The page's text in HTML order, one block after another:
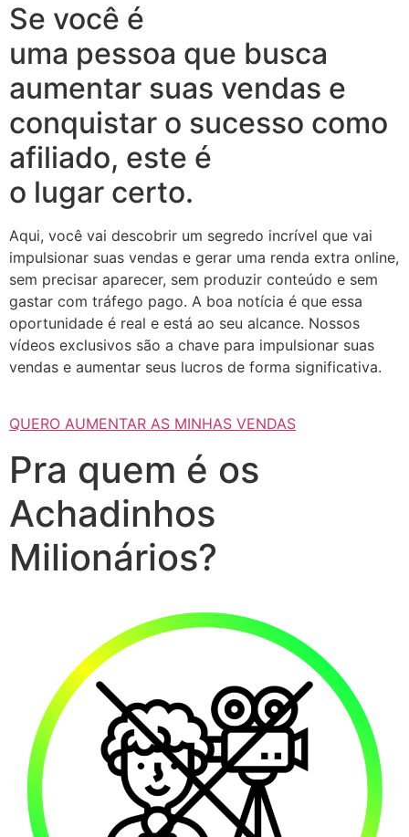
Se você é
uma pessoa que busca
aumentar suas vendas e
conquistar o sucesso como
afiliado, este é
o lugar certo.
Aqui, você vai descobrir um segredo incrível que vai
impulsionar suas vendas e gerar uma renda extra online,
sem precisar aparecer, sem produzir conteúdo e sem
gastar com tráfego pago. A boa notícia é que essa
oportunidade é real e está ao seu alcance. Nossos
vídeos exclusivos são a chave para impulsionar suas
vendas e aumentar seus lucros de forma significativa.
QUERO AUMENTAR AS MINHAS VENDAS
Pra quem é os
Achadinhos
Milionários?